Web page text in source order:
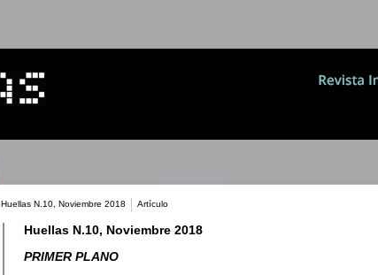
Huellas N.10, Noviembre 2018 Artículo
Huellas N.10, Noviembre 2018
PRIMER PLANO